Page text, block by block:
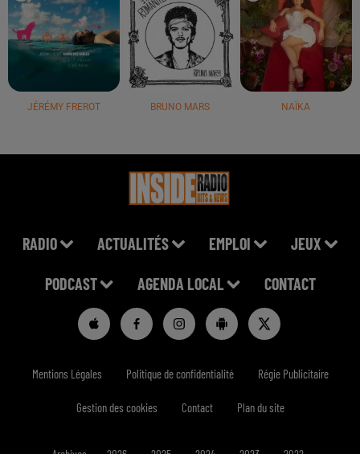
JÉRÉMY FREROT BRUNO MARS NAÏKA
RADIO ACTUALITÉS EMPLOI JEUX
PODCAST AGENDA LOCAL CONTACT
Mentions Légales Politique de confidentialité Régie Publicitaire
Gestion des cookies Contact Plan du site